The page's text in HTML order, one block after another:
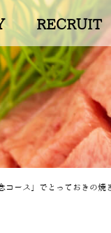
RECRUIT
コース」でとっておきの